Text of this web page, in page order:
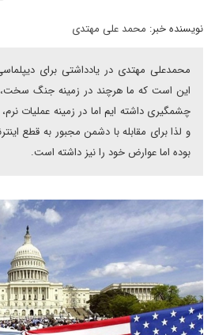
نویسنده خبر: محمد علی مهتدی
محمدعلی مهتدی در یادداشتی برای
این است که ما هرچند در زمینه جنگ
چشمگیری داشته ایم اما در زمینه عملیات
و لذا برای مقابله با دشمن مجبور به قطع
بوده اما عوارض خود را نیز داشته است.